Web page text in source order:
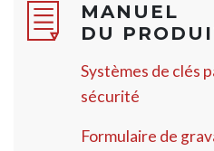
MANUEL
DU
Systèmes de clés
sécurité
Formulaire de